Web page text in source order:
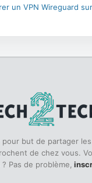
un VPN Wireguard sur
pour but de partager
de chez vous.
Pas de problème,